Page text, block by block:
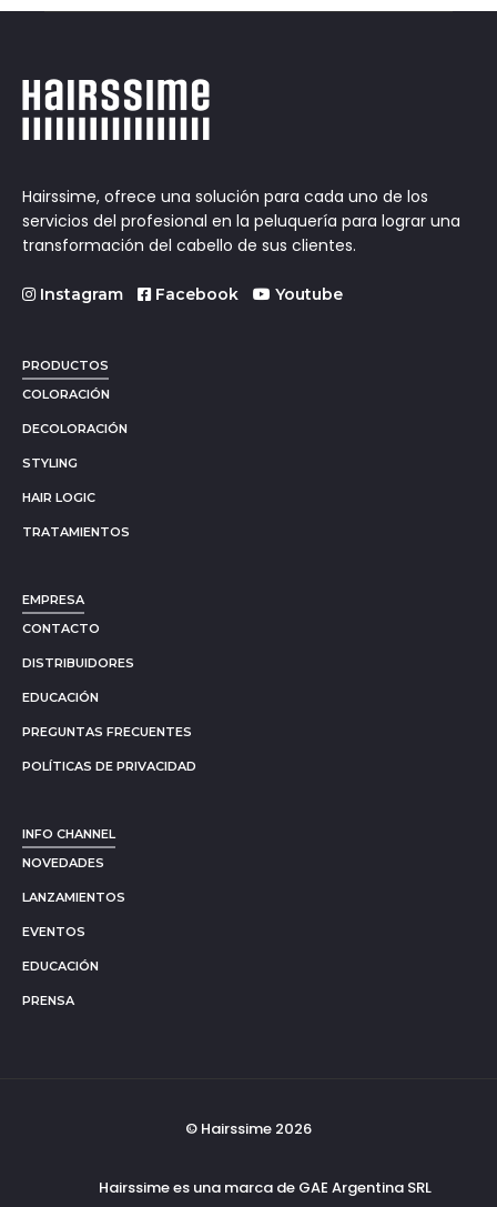
Hairssime, ofrece una solución para cada uno de los
servicios del profesional en la peluquería para lograr una
transformación del cabello de sus clientes.
Instagram Facebook Youtube
PRODUCTOS
COLORACIÓN
DECOLORACIÓN
STYLING
HAIR LOGIC
TRATAMIENTOS
EMPRESA
CONTACTO
DISTRIBUIDORES
EDUCACIÓN
PREGUNTAS FRECUENTES
POLÍTICAS DE PRIVACIDAD
INFO CHANNEL
NOVEDADES
LANZAMIENTOS
EVENTOS
EDUCACIÓN
PRENSA
© Hairssime 2026
Hairssime es una marca de GAE Argentina SRL